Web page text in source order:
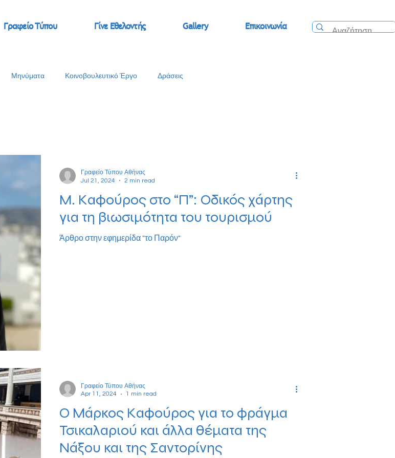
Γραφείο Τύπου Γίνε Εθελοντής Gallery Επικοινωνία
Μηνύματα Κοινοβουλευτικό Έργο Δράσεις
Μ. Καφούρος στο “Π”: Οδικός χάρτης
για τη βιωσιμότητα του τουρισμού
Άρθρο στην εφημερίδα "το Παρόν"
Γραφείο Τύπου Αθήνας
Jul 21, 2024
2 min read
Ο Μάρκος Καφούρος για το φράγμα
Τσικαλαριού και άλλα θέματα της
Νάξου και της Σαντορίνης
Γραφείο Τύπου Αθήνας
Apr 11, 2024
1 min read